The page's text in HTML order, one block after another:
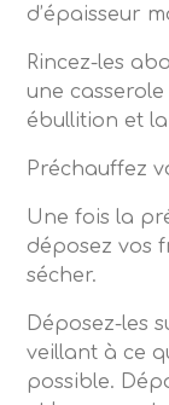
d’épaisseur
Rincez-les
une
ébullition et
Préchauffez
Une fois la
déposez vos
sécher.
Déposez-les
veillant à ce
possible.